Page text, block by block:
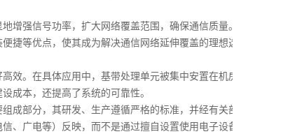
强信号功率，扩大网络覆盖范围，确保通信质量。
捷等优点，使其成为解决通信网络延伸覆盖的理想选
。在具体应用中，基带处理单元被集中安置在机房
成本，还提高了系统的可靠性。
部分，其研发、生产遵循严格的标准，并经有关部
、广电等）反映，而不是通过擅自设置使用电子设备